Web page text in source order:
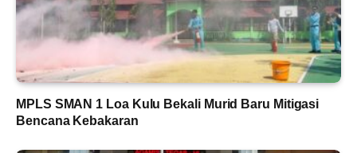
MPLS SMAN 1 Loa Kulu Bekali Murid Baru Mitigasi
Bencana Kebakaran